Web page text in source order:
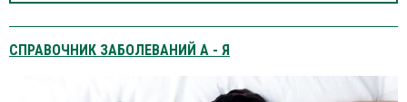
СПРАВОЧНИК ЗАБОЛЕВАНИЙ А - Я